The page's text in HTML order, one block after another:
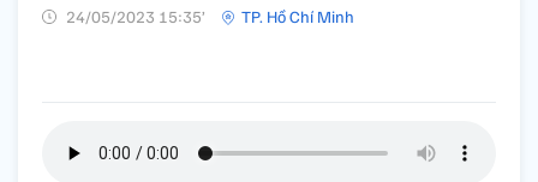
24/05/2023 15:35’ TP. Hồ Chí Minh